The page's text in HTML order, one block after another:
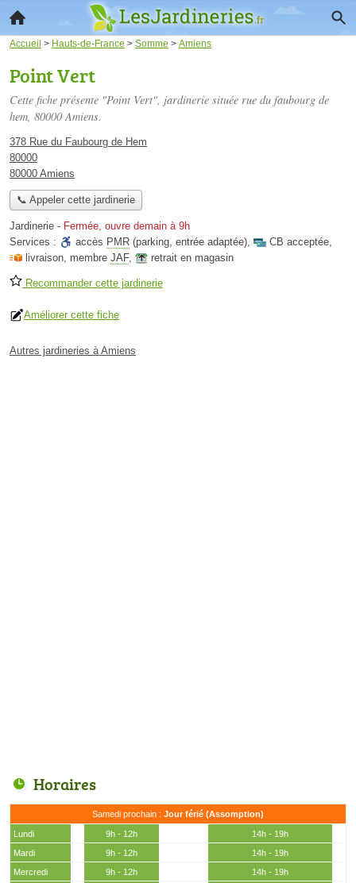
Accueil > Hauts-de-France > Somme > Amiens
Point Vert
Cette fiche présente "Point Vert", jardinerie située rue du faubourg de
hem, 80000 Amiens.
378 Rue du Faubourg de Hem
80000
80000 Amiens
📞 Appeler cette jardinerie
Jardinerie - Fermée, ouvre demain à 9h
Services :
accès PMR (parking, entrée adaptée), CB acceptée,
livraison, membre JAF, retrait en magasin
Recommander cette jardinerie
Améliorer cette fiche
Autres jardineries à Amiens
Horaires
Samedi prochain : Jour férié (Assomption)
Lundi 9h - 12h
14h - 19h
Mardi
9h - 12h
14h - 19h
Mercredi
9h - 12h
14h - 19h